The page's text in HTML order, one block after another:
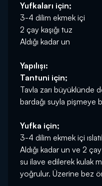
Yufkaları için;
3-4 dilim ekmek içi
2 çay kaşığı tuz
Aldığı kadar un
Yapılışı:
Tantuni için;
Tavla zarı büyüklünde
bardağı suyla pişmeye
Yufka için;
3-4 dilim ekmek içi
Aldığı kadar un ve 2
su ilave edilerek kulak
yoğrulur. Üzerine bez